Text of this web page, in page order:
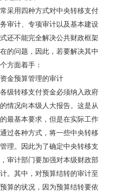
用四种方式对中央转移支付
审计、专项审计以及基本建设
还不能完全解决公共财政框架
的问题，因此，若要解决其中
方面着手：
金预算管理的审计
转移支付资金必须纳入政府
情况向本级人大报告。这是从
最基本要求，但是在实际工作
过各种方式，将一些中央转移
理。因此为了确定中央转移支
审计部门要加强对本级财政部
。其中，对预算结转的审计至
算的状况，因为预算结转要依